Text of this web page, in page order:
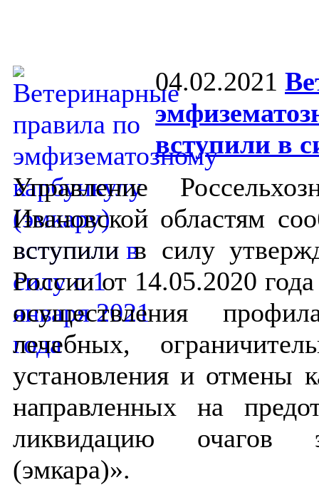
04.02.2021
вступили в
Управление
Ивановской областям
вступили в силу
России от 14.05.2020
осуществления
лечебных,
установления и отмены
направленных на
ликвидацию очагов
(эмкара)».